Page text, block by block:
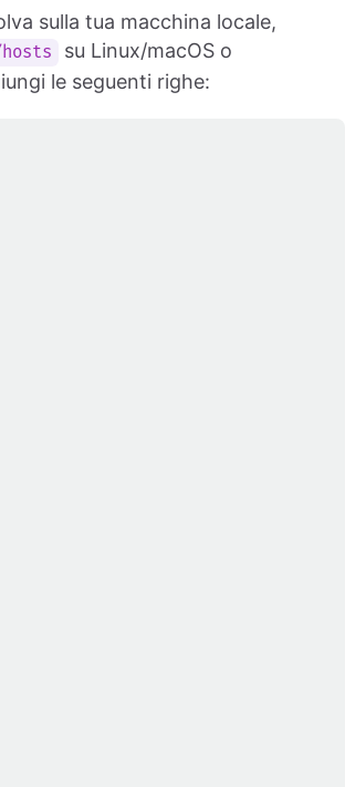
sulla tua macchina locale,
su Linux/macOS o
le seguenti righe: